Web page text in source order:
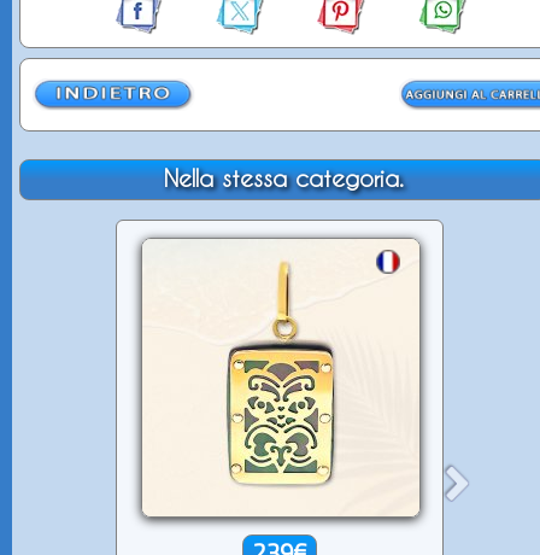
Nella stessa categoria.